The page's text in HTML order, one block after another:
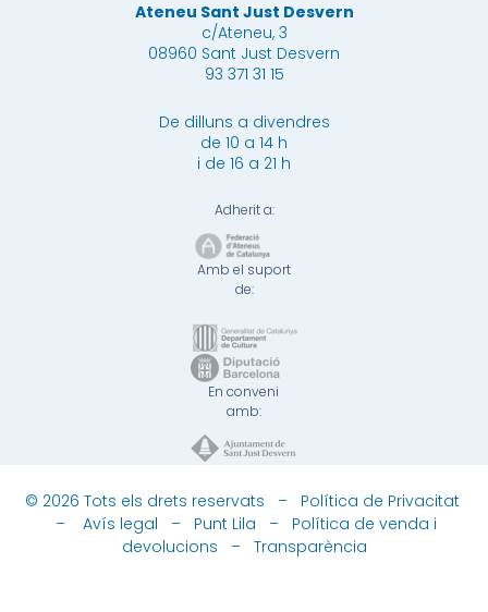
Ateneu Sant Just Desvern
c/Ateneu, 3
08960 Sant Just Desvern
93 371 31 15
De dilluns a divendres
de 10 a 14 h
i de 16 a 21 h
Adherit a:
Amb el suport
de:
En conveni
amb:
© 2026 Tots els drets reservats – Política de Privacitat
– Avís legal – Punt Lila – Política de venda i
devolucions – Transparència